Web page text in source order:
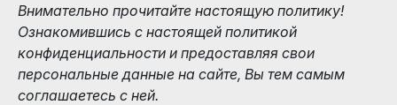
Внимательно прочитайте настоящую политику!
Ознакомившись с настоящей политикой
конфиденциальности и предоставляя свои
персональные данные на сайте, Вы тем самым
соглашаетесь с ней.